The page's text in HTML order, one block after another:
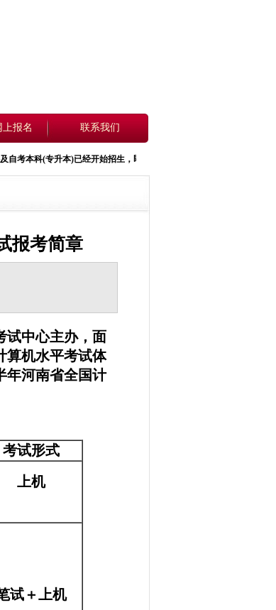
上报名 联系我们
本科(专升本)已经开始招生，即日起开始报名，详情请看招生简章.报
报考简章
中心主办，面
算机水平考试体
年河南省全国计
考试形式
上机
试＋上机